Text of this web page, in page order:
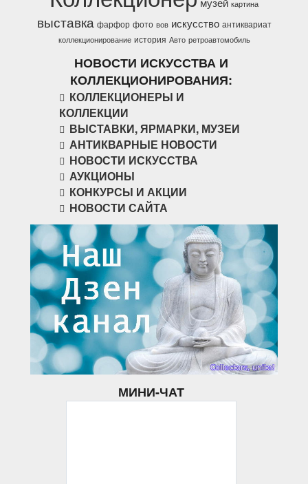
картина
выставка фарфор фото вов искусство антиквариат
коллекционирование история Авто ретроавтомобиль
НОВОСТИ ИСКУССТВА И
КОЛЛЕКЦИОНИРОВАНИЯ:
КОЛЛЕКЦИОНЕРЫ И
КОЛЛЕКЦИИ
ВЫСТАВКИ, ЯРМАРКИ, МУЗЕИ
АНТИКВАРНЫЕ НОВОСТИ
НОВОСТИ ИСКУССТВА
АУКЦИОНЫ
КОНКУРСЫ И АКЦИИ
НОВОСТИ САЙТА
МИНИ-ЧАТ